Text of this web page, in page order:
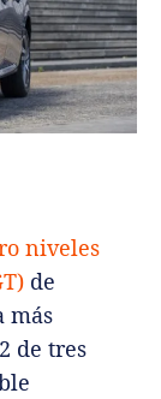
niveles
de
más
de tres